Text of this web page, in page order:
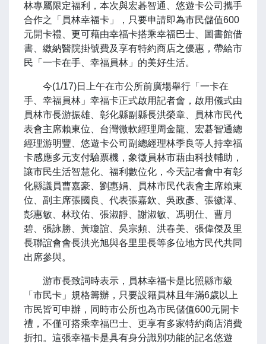
林專屬限定福利，本次與宏碁智通、悠遊卡公司攜手
合作之「員林幸福卡」，只要申請即為市民儲值600
元開卡禮、更可藉由幸福卡搭乘幸福巴士、圖書館借
書、繳納醫院掛號費及享有特約商店之優惠，帶給市
民「一卡在手、幸福員林」的美好生活。
今(1/17)日上午在市公所前廣場舉行「一卡在
手、幸福員林」幸福卡正式啟用記者會，啟用儀式由
員林市長游振雄、彰化縣副縣長洪榮章、員林市民代
表會主席賴東位、台灣微軟經理周金龍、宏碁智通總
經理游明豐、悠遊卡公司副總經理林季良等人持幸福
卡感應多元支付驗票機，象徵員林市藉由科技輔助，
讓市民生活智慧化、福利數位化，今天記者會中有彰
化縣議員曹嘉豪、劉惠娟、員林市民代表會主席賴東
位、副主席張國良、代表張嘉欽、吳政彥、張徽澤、
彭惠敏、林玟佑、張淑靜、謝淑敏、馮明仕、曹月
碧、張詠勝、黃瓊誼、吳宗頻、洪春美、張偉傑及里
長聯誼會會長洪光旭與各里里長等多位地方民代共同
出席參與。
游市長致詞時表示，員林幸福卡是比照縣市級
「市民卡」規格籌辦，只要設籍員林且年滿6歲以上
市民皆可申辦，同時市公所也為市民儲值600元開卡
禮，不僅可搭乘幸福巴士、更享有多家特約商店消費
折扣。這張幸福卡是具有身分識別功能的記名悠遊